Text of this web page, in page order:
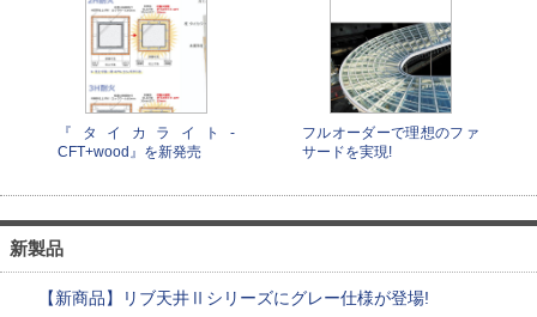
『タイカライト-
CFT+wood』を新発売
フルオーダーで理想のファ
サードを実現!
新製品
【新商品】リブ天井Ⅱシリーズにグレー仕様が登場!